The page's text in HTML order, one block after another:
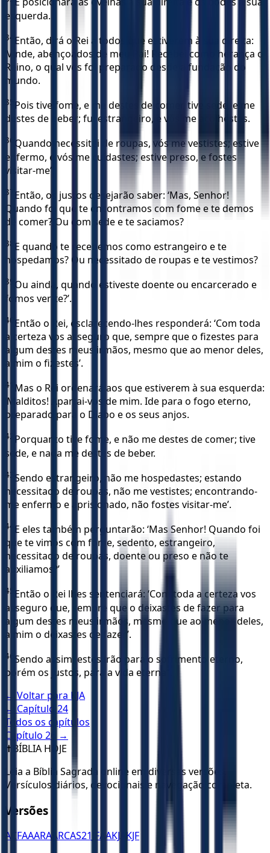
esquerda.
34 Então, dirá o Rei a todos que estiverem à sua direita:
‘Vinde, abençoados de meu Pai! Recebei como herança o
Reino, o qual vos foi preparado desde a fundação do
mundo.
35 Pois tive fome, e me destes de comer, tive sede, e me
destes de beber; fui estrangeiro, e vós me acolhestes.
36 Quando necessitei de roupas, vós me vestistes; estive
enfermo, e vós me cuidastes; estive preso, e fostes
visitar-me’.
37 Então, os justos desejarão saber: ‘Mas, Senhor!
Quando foi que te encontramos com fome e te demos
de comer? Ou com sede e te saciamos?
38 E quando te recebemos como estrangeiro e te
hospedamos? Ou necessitado de roupas e te vestimos?
39 Ou ainda, quando estiveste doente ou encarcerado e
fomos ver-te?’.
40 Então o Rei, esclarecendo-lhes responderá: ‘Com toda
a certeza vos asseguro que, sempre que o fizestes para
algum destes meus irmãos, mesmo que ao menor deles,
a mim o fizestes’.
41 Mas o Rei ordenará aos que estiverem à sua esquerda:
‘Malditos! Apartai-vos de mim. Ide para o fogo eterno,
preparado para o Diabo e os seus anjos.
42 Porquanto tive fome, e não me destes de comer; tive
sede, e nada me destes de beber.
43 Sendo estrangeiro, não me hospedastes; estando
necessitado de roupas, não me vestistes; encontrando-
me enfermo e aprisionado, não fostes visitar-me’.
44 E eles também perguntarão: ‘Mas Senhor! Quando foi
que te vimos com fome, sedento, estrangeiro,
necessitado de roupas, doente ou preso e não te
auxiliamos?’
45 Então o Rei lhes sentenciará: ‘Com toda a certeza vos
asseguro que, sempre que o deixastes de fazer para
algum destes meus irmãos, mesmo que ao menor deles,
a mim o deixastes de fazer’.
46 Sendo assim, estes irão para o sofrimento eterno,
porém os justos, para a vida eterna”.
← Voltar para KJA
← Capítulo 24
Todos os capítulos
Capítulo 26
→
✝️ BÍBLIA HOJE
Leia a Bíblia Sagrada online em diversas versões.
Versículos diários, devocionais e navegação completa.
Versões
ACFAAARA ARCAS21 JFAAKJA KJF